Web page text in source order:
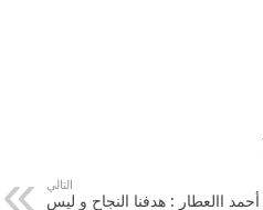
التالي
أحمد االعطار : هدفنا النجاح و ليس